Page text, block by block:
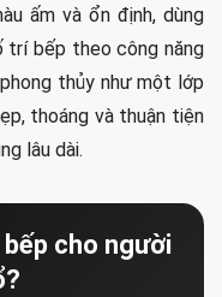
ấm và ổn định, dùng
trí bếp theo công năng
thủy như một lớp
thoáng và thuận tiện
lâu dài.
cho người